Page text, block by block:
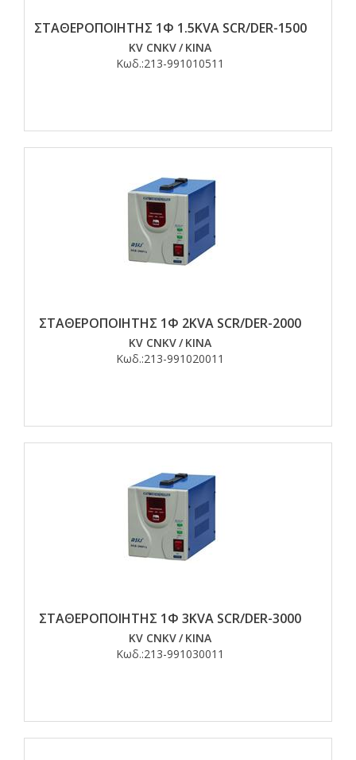
ΣΤΑΘΕΡΟΠΟΙΗΤΗΣ 1Φ 1.5KVA SCR/DER-1500
KV CNKV/ ΚΙΝΑ
Κωδ.:213-991010511
ΣΤΑΘΕΡΟΠΟΙΗΤΗΣ 1Φ 2KVA SCR/DER-2000
KV CNKV/ ΚΙΝΑ
Κωδ.:213-991020011
ΣΤΑΘΕΡΟΠΟΙΗΤΗΣ 1Φ 3KVA SCR/DER-3000
KV CNKV/ ΚΙΝΑ
Κωδ.:213-991030011